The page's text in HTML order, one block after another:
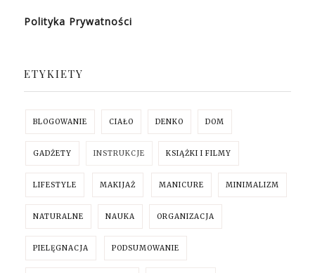
Polityka Prywatności
ETYKIETY
BLOGOWANIE CIAŁO DENKO DOM
GADŻETY INSTRUKCJE KSIĄŻKI I FILMY
LIFESTYLE MAKIJAŻ MANICURE MINIMALIZM
NATURALNE NAUKA ORGANIZACJA
PIELĘGNACJA PODSUMOWANIE